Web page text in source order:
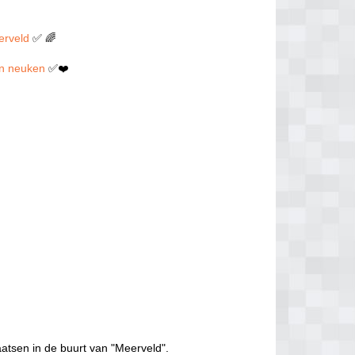
✅ 🌈
neuken✅❤️
in de buurt van "Meerveld".